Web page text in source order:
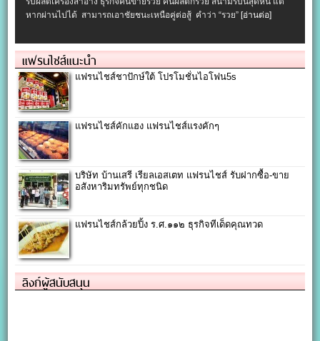
หากผ่านไปได้ สามารถเอาชัยชนะเหนือคู่ต่อสู้ คำว่า “รวย”[อ่านต่อ]
แฟรนไชส์แนะนำ
แฟรนไชส์ชาปักษ์ใต้ โปรโมชั่นไอโฟน5s
แฟรนไชส์คักแฮง แฟรนไชส์แรงคักๆ
บริษัท บ้านเสรี เรียลเอสเตท แฟรนไชส์ รับฝากซื้อ-ขาย
อสังหาริมทรัพย์ทุกชนิด
แฟรนไชส์กล้วยปิ้ง ร.ศ.๑๑๒ ธุรกิจทีเด็ดคุณทวด
ลิงก์ผู้สนับสนุน